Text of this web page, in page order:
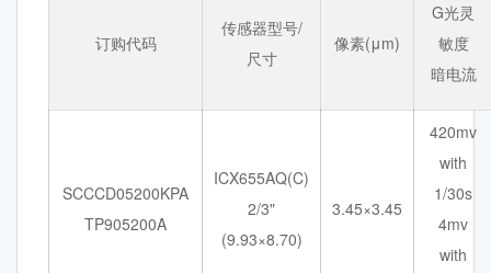
订购代码
传感器型号/
尺寸
像素(μm)
G光灵
敏度
暗电流
SCCCD05200KPA
TP905200A
ICX655AQ(C)
2/3"
(9.93×8.70)
3.45×3.45
420mv
with
1/30s
4mv
with